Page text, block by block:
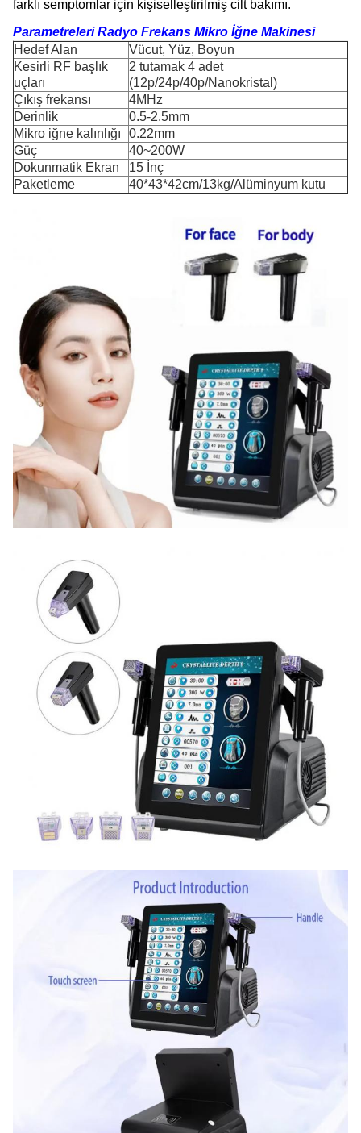
farklı semptomlar için kişiselleştirilmiş cilt bakımı.
ParametreleriRadyo Frekans Mikro İğne Makinesi
Hedef Alan
Vücut, Yüz, Boyun
Kesirli RF başlık
uçları
2 tutamak 4 adet
(12p/24p/40p/Nanokristal)
Çıkış frekansı
4MHz
Derinlik
0.5-2.5mm
Mikro iğne kalınlığı
0.22mm
Güç
40~200W
Dokunmatik Ekran
15 İnç
Paketleme
40*43*42cm/13kg/Alüminyum kutu